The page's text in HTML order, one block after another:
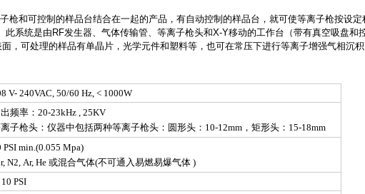
和可控制的样品台结合在一起的产品，有自动控制的样品台，就可使等离子枪按设
此系统是由RF发生器、气体传输管、等离子枪头和X-Y移动的工作台（带有真空吸盘和
，可处理的样品有单晶片，光学元件和塑料等，也可在常压下进行等离子增强气相沉积
V- 240VAC, 50/60 Hz, < 1000W
频率： 20-23kHz , 25KV
子枪头：仪器中包括两种等离子枪头：圆形头： 10-12mm ，矩形头： 15-18mm
PSI min.(0.055 Mpa)
N2, Ar, He或混合气体(不可通入易燃易爆气体 )
PSI